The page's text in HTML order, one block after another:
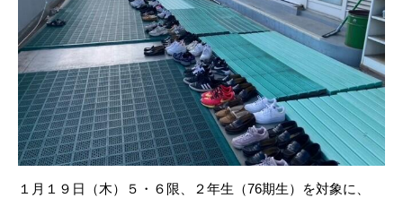
１月１９日（木）５・６限、２年生（76期生）を対象に、